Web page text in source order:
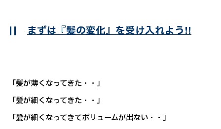
|| まずは『髪の変化』を受け入れよう!!
「髪が薄くなってきた・・」
「髪が細くなってきた・・」
「髪が細くなってきてボリュームが出ない・・」